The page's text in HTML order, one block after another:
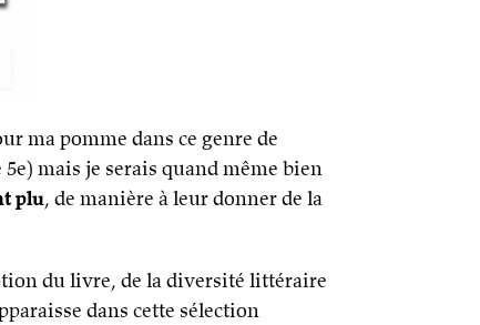
ma pomme dans ce genre de
mais je serais quand même bien
plu, de manière à leur donner de la
du livre, de la diversité littéraire
dans cette sélection